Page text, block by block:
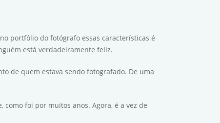
portfólio do fotógrafo essas características é
está verdadeiramente feliz.
de quem estava sendo fotografado. De uma
foi por muitos anos. Agora, é a vez de